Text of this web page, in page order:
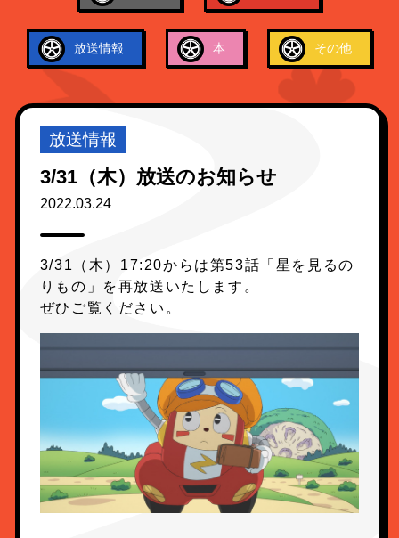
放送情報 本 その他
3/31（木）放送のお知らせ
2022.03.24
3/31（木）17:20からは第53話「星を見るの
りもの」を再放送いたします。
ぜひご覧ください。